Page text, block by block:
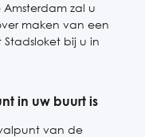
zal u
maken van een
bij u in
in uw buurt is
van de